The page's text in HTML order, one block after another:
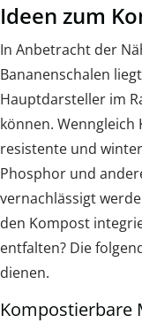
Ideen zum
In Anbetracht der
Bananenschalen
Hauptdarsteller im
können.
resistente und
Phosphor und
vernachlässigt
den Kompost
entfalten? Die
dienen.
Kompostierbare